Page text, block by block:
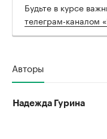
Будьте в курсе
телеграм-каналом
Авторы
Надежда Гурина